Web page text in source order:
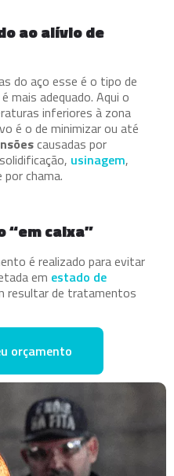
ao alívio de
do aço esse é o tipo de
mais adequado. Aqui o
inferiores à zona
é o de minimizar ou até
causadas por
usinagem,
chama.
“em caixa”
é realizado para evitar
em estado de
resultar de tratamentos
orçamento